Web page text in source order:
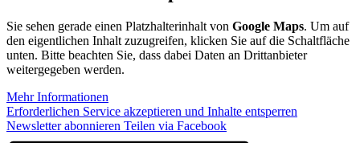
Sie sehen gerade einen Platzhalterinhalt von Google Maps. Um auf
den eigentlichen Inhalt zuzugreifen, klicken Sie auf die Schaltfläche
unten. Bitte beachten Sie, dass dabei Daten an Drittanbieter
weitergegeben werden.
Mehr Informationen
Erforderlichen Service akzeptieren und Inhalte entsperren
Newsletter abonnieren Teilen via Facebook